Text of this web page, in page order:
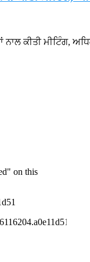
ਕੀਤੀ ਮੀਟਿੰਗ,